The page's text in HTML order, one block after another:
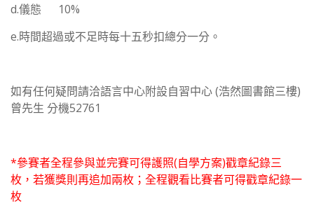
d.儀態 10%
e.時間超過或不足時每十五秒扣總分一分。
如有任何疑問請洽語言中心附設自習中心 (浩然圖書館三樓)
曾先生 分機52761
*參賽者全程參與並完賽可得護照(自學方案)戳章紀錄三
枚，若獲獎則再追加兩枚；全程觀看比賽者可得戳章紀錄一
枚